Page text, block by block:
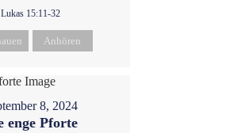
Lukas 15:11-32
Anhören
8, 2024
enge Pforte